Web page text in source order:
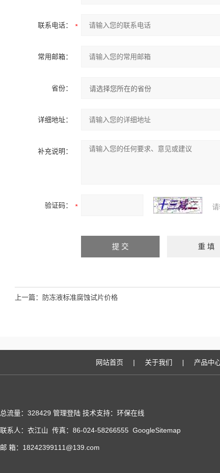
联系电话：
常用邮箱：
省份：
详细地址：
补充说明：
验证码：
上一篇： 防冻液标准腐蚀试片价格
网站首页 | 关于我们 | 产品中
总流量：328429 管理登陆 技术支持： 环保在线
联系人：衣江山 传真：86-024-58266555 GoogleSitemap
邮 箱：18242399111@139.com